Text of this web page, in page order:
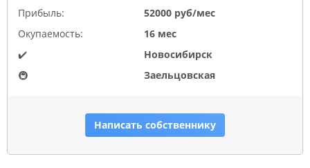
Прибыль:
52000 руб/мес
Окупаемость:
16 мес
✔️
Новосибирск
🚇
Заельцовская
Написать собственнику